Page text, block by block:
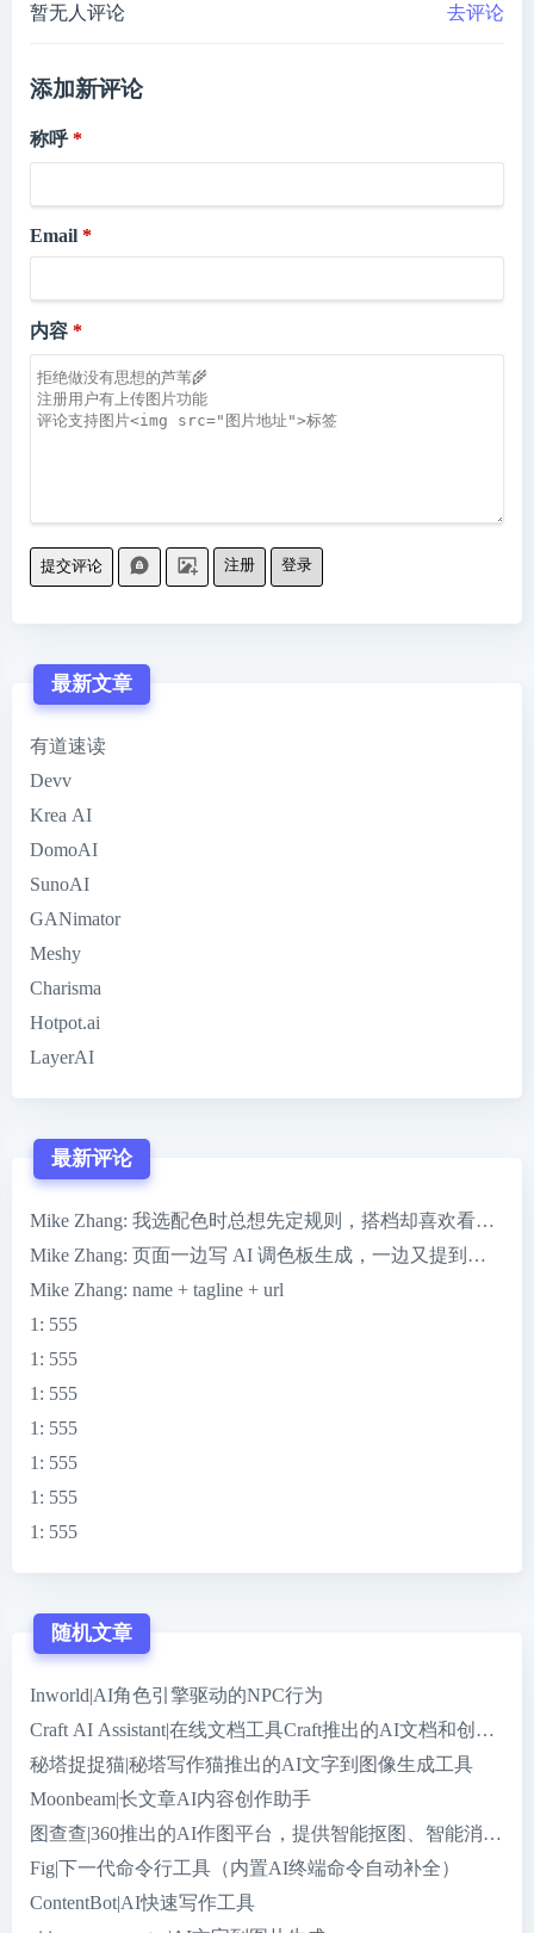
暂无人评论 去评论
添加新评论
称呼
Email
内容
提交评论 注册 登录
最新文章
有道速读
Devv
Krea AI
DomoAI
SunoAI
GANimator
Meshy
Charisma
Hotpot.ai
LayerAI
最新评论
Mike Zhang: 我选配色时总想先定规则，搭档却喜欢看到
Mike Zhang: 页面一边写 AI 调色板生成，一边又提到一键完
Mike Zhang: name + tagline + url
1 : 555
1 : 555
1 : 555
1 : 555
1 : 555
1 : 555
1 : 555
随机文章
Inworld|AI角色引擎驱动的NPC行为
Craft AI Assistant|在线文档工具Craft推出的AI文档和创作助手
秘塔捉捉猫|秘塔写作猫推出的AI文字到图像生成工具
Moonbeam|长文章AI内容创作助手
图查查|360推出的AI作图平台，提供智能抠图、智能消除、
Fig|下一代命令行工具（内置AI终端命令自动补全）
ContentBot|AI快速写作工具